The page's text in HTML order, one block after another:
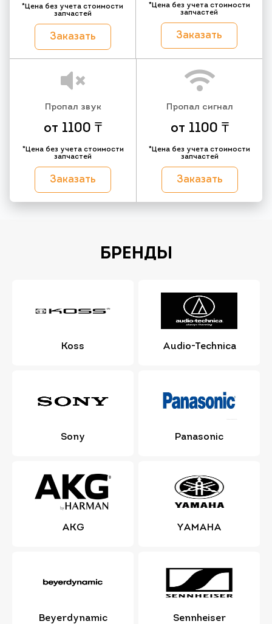
*Цена без учета стоимости
запчастей
Заказать
*Цена без учета стоимости
запчастей
Заказать
Пропал звук
от 1100 ₸
*Цена без учета стоимости
запчастей
Заказать
Пропал сигнал
от 1100 ₸
*Цена без учета стоимости
запчастей
Заказать
БРЕНДЫ
Koss Audio-Technica
Sony Panasonic
AKG YAMAHA
Beyerdynamic Sennheiser